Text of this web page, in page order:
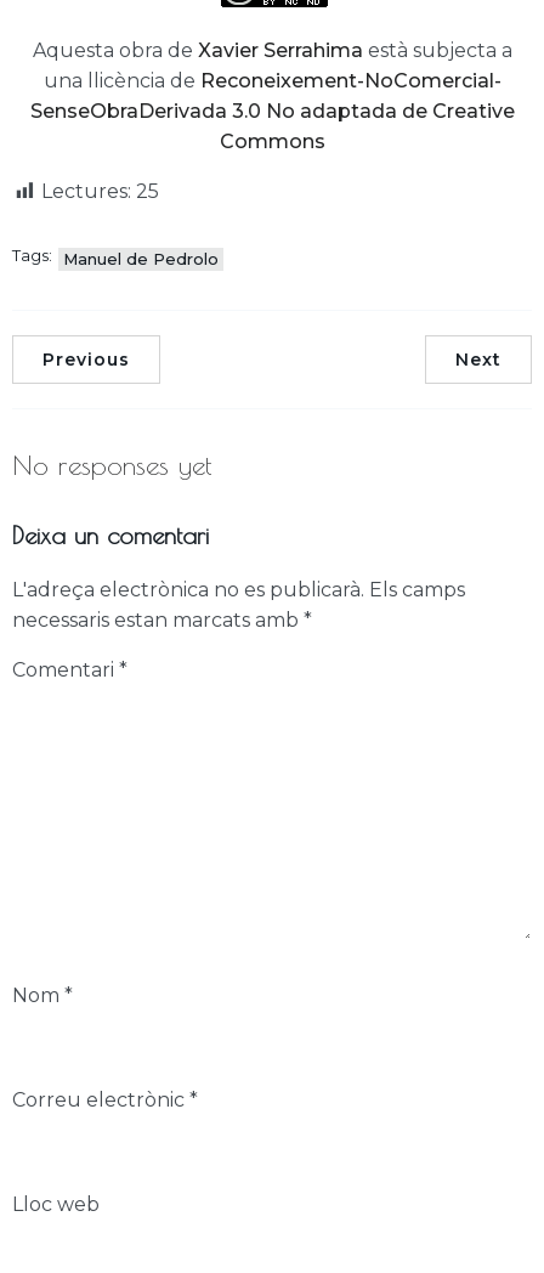
Aquesta obra de Xavier Serrahima està subjecta a
una llicència de Reconeixement-NoComercial-
SenseObraDerivada 3.0 No adaptada de Creative
Commons
Lectures: 25
Tags: Manuel de Pedrolo
Previous Next
No responses yet
Deixa un comentari
L'adreça electrònica no es publicarà. Els camps
necessaris estan marcats amb *
Comentari *
Nom *
Correu electrònic *
Lloc web